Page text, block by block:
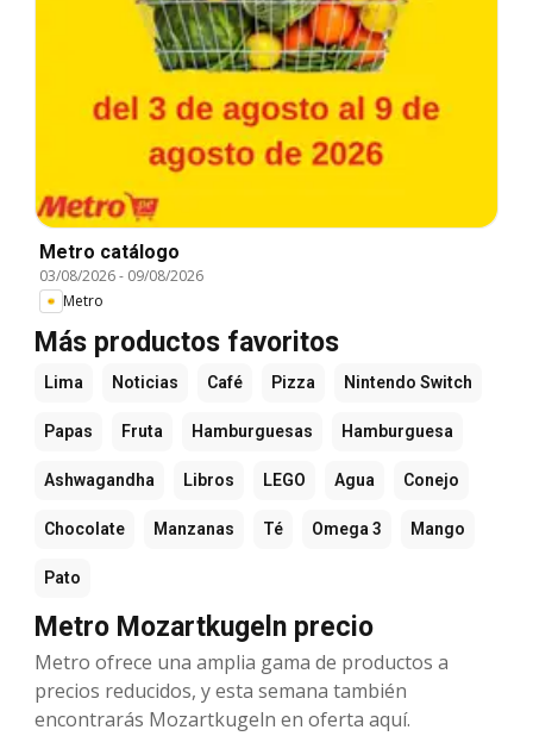
Metro catálogo
03/08/2026- 09/08/2026
Metro
Más productos favoritos
Lima Noticias Café Pizza Nintendo Switch
Papas Fruta Hamburguesas Hamburguesa
Ashwagandha Libros LEGO Agua Conejo
Chocolate Manzanas Té Omega 3 Mango
Pato
Metro Mozartkugeln precio
Metro ofrece una amplia gama de productos a
precios reducidos, y esta semana también
encontrarás Mozartkugeln en oferta aquí.